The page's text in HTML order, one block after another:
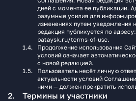
дней с момента ее публикации.
разумные усилия для
изменениях путем уведомления
редакция публикуется по
bataysk.ru/terms-of-use.
Продолжение использования
условий означает
с новой редакцией.
Пользователь несёт личную
актуальности условий
ними — должен прекратить
Термины и участники